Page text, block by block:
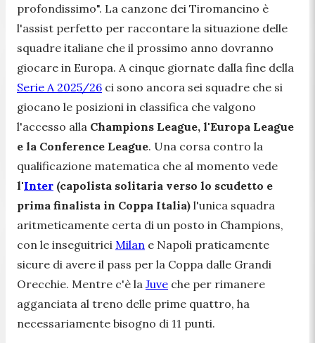
profondissimo". La canzone dei Tiromancino è
l'assist perfetto per raccontare la situazione delle
squadre italiane che il prossimo anno dovranno
giocare in Europa. A cinque giornate dalla fine della
Serie A 2025/26 ci sono ancora sei squadre che si
giocano le posizioni in classifica che valgono
l'accesso alla Champions League, l'Europa League
e la Conference League. Una corsa contro la
qualificazione matematica che al momento vede
l'Inter (capolista solitaria verso lo scudetto e
prima finalista in Coppa Italia) l'unica squadra
aritmeticamente certa di un posto in Champions,
con le inseguitrici Milan e Napoli praticamente
sicure di avere il pass per la Coppa dalle Grandi
Orecchie. Mentre c'è la Juve che per rimanere
agganciata al treno delle prime quattro, ha
necessariamente bisogno di 11 punti.